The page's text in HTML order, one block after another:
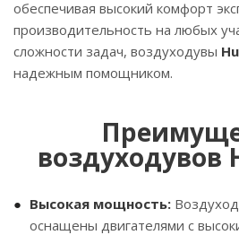
обеспечивая высокий комфорт
производительность на любых
сложности задач, воздуходувы
надежным помощником.
воздуходувов
Высокая мощность:
оснащены двигателями с